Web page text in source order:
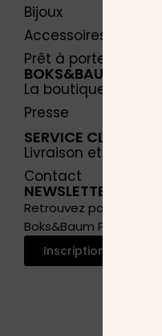
Bijoux
Accessoires
Prêt à porter
BOKS&BAUM
La boutique
Presse
SERVICE CLIENT
Livraison et retours
Contact
NEWSLETTER
Retrouvez par email
Boks&Baum Paris !
Inscription